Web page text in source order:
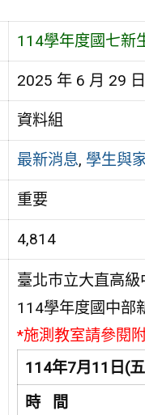
114學年度國七新
2025 年 6 月 29 日
資料組
最新消息, 學生與
重要
4,814
臺北巿立大直高級
114學年度國中部
*施測教室請參閱
114年7月11日(
時 間